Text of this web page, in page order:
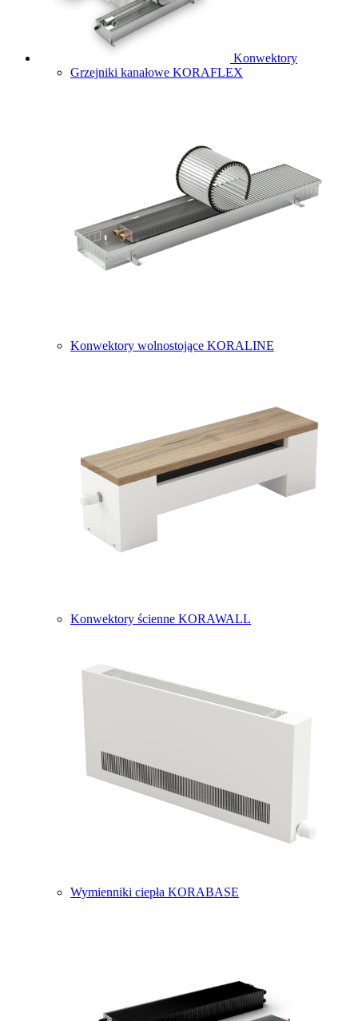
Konwektory
Grzejniki kanałowe KORAFLEX
Konwektory wolnostojące KORALINE
Konwektory ścienne KORAWALL
Wymienniki ciepła KORABASE